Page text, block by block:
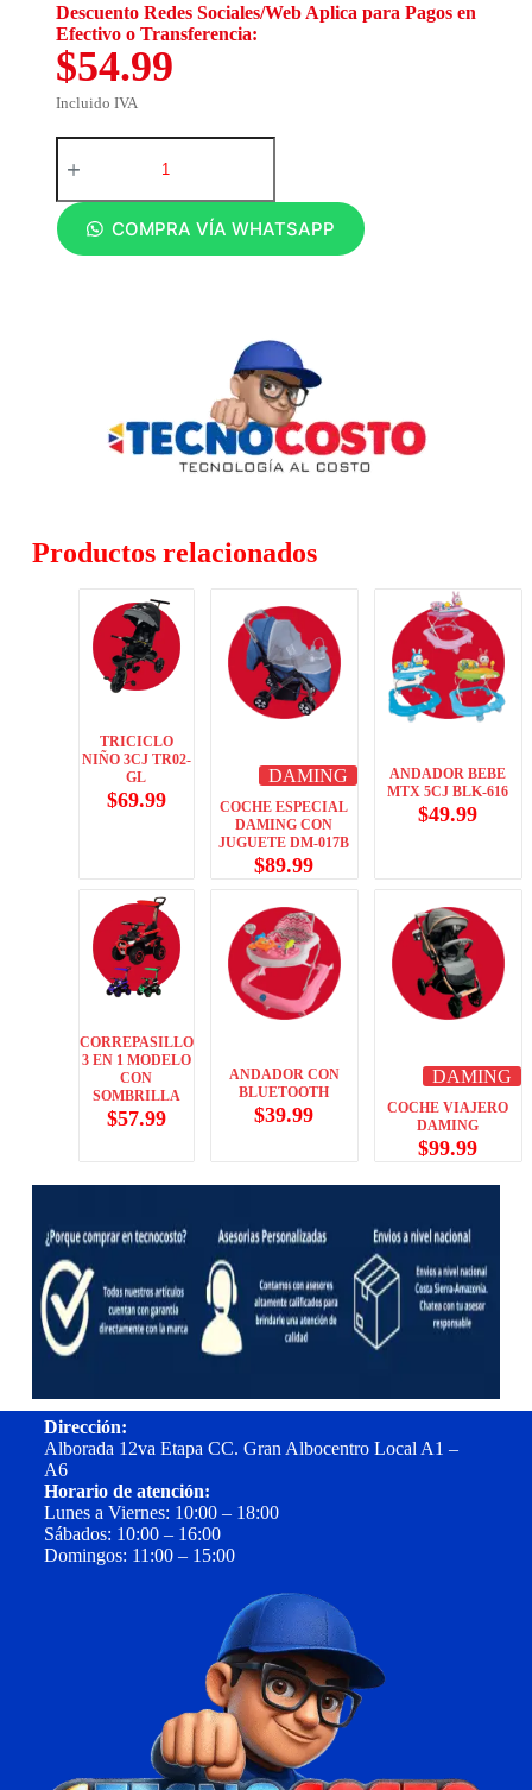
Descuento Redes Sociales/Web Aplica para Pagos en
Efectivo o Transferencia:
$54.99
Incluido IVA
COMPRA VÍA WHATSAPP
Productos relacionados
TRICICLO
NIÑO 3CJ TR02-
GL
$69.99
DAMING
COCHE ESPECIAL
DAMING CON
JUGUETE DM-017B
$89.99
ANDADOR BEBE
MTX 5CJ BLK-616
$49.99
CORREPASILLO
3 EN 1 MODELO
CON
SOMBRILLA
$57.99
ANDADOR CON
BLUETOOTH
$39.99
DAMING
COCHE VIAJERO
DAMING
$99.99
Dirección:
Alborada 12va Etapa CC. Gran Albocentro Local A1 –
A6
Horario de atención:
Lunes a Viernes: 10:00 – 18:00
Sábados: 10:00 – 16:00
Domingos: 11:00 – 15:00